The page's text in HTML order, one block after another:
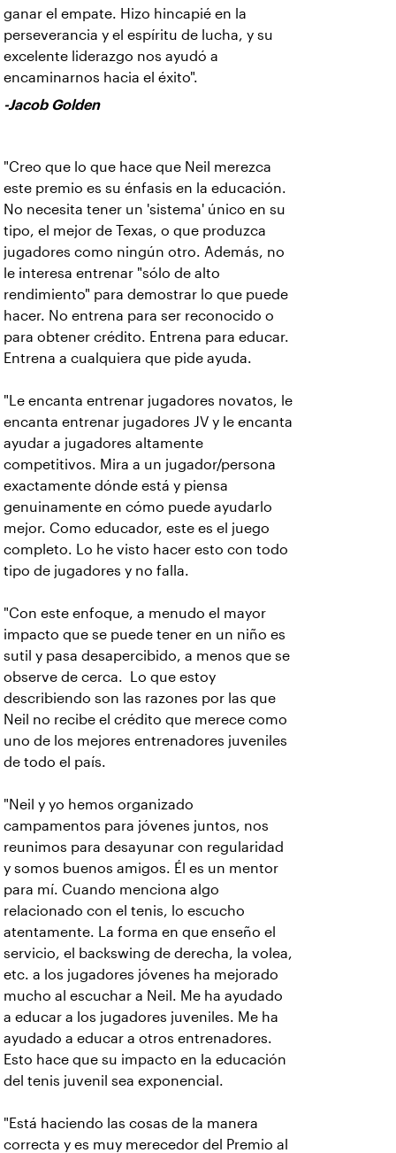
ganar el empate. Hizo hincapié en la
perseverancia y el espíritu de lucha, y su
excelente liderazgo nos ayudó a
encaminarnos hacia el éxito".
-Jacob Golden
"Creo que lo que hace que Neil merezca
este premio es su énfasis en la educación.
No necesita tener un 'sistema' único en su
tipo, el mejor de Texas, o que produzca
jugadores como ningún otro. Además, no
le interesa entrenar "sólo de alto
rendimiento" para demostrar lo que puede
hacer. No entrena para ser reconocido o
para obtener crédito. Entrena para educar.
Entrena a cualquiera que pide ayuda.
"Le encanta entrenar jugadores novatos, le
encanta entrenar jugadores JV y le encanta
ayudar a jugadores altamente
competitivos. Mira a un jugador/persona
exactamente dónde está y piensa
genuinamente en cómo puede ayudarlo
mejor. Como educador, este es el juego
completo. Lo he visto hacer esto con todo
tipo de jugadores y no falla.
"Con este enfoque, a menudo el mayor
impacto que se puede tener en un niño es
sutil y pasa desapercibido, a menos que se
observe de cerca. Lo que estoy
describiendo son las razones por las que
Neil no recibe el crédito que merece como
uno de los mejores entrenadores juveniles
de todo el país.
"Neil y yo hemos organizado
campamentos para jóvenes juntos, nos
reunimos para desayunar con regularidad
y somos buenos amigos. Él es un mentor
para mí. Cuando menciona algo
relacionado con el tenis, lo escucho
atentamente. La forma en que enseño el
servicio, el backswing de derecha, la volea,
etc. a los jugadores jóvenes ha mejorado
mucho al escuchar a Neil. Me ha ayudado
a educar a los jugadores juveniles. Me ha
ayudado a educar a otros entrenadores.
Esto hace que su impacto en la educación
del tenis juvenil sea exponencial.
"Está haciendo las cosas de la manera
correcta y es muy merecedor del Premio al